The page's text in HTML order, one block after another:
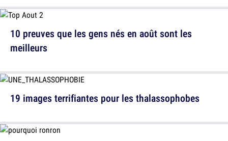
10 preuves que les gens nés en août sont les
meilleurs
19 images terrifiantes pour les thalassophobes